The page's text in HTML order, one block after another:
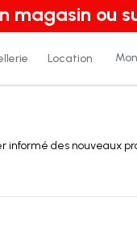
magasin ou
Location
informé des nouveaux